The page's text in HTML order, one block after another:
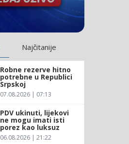
Najčitanije
Robne rezerve hitno
potrebne u Republici
Srpskoj
07.08.2026 | 07:13
PDV ukinuti, lijekovi
ne mogu imati isti
porez kao luksuz
06.08.2026 | 21:22